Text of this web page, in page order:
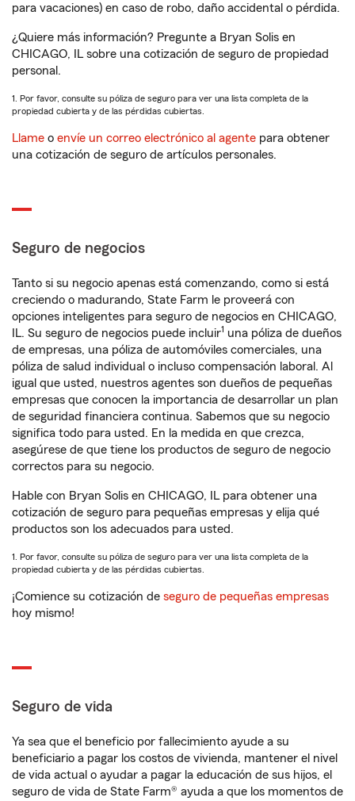
para vacaciones) en caso de robo, daño accidental o pérdida.
¿Quiere más información? Pregunte a Bryan Solis en
CHICAGO, IL sobre una cotización de seguro de propiedad
personal.
1. Por favor, consulte su póliza de seguro para ver una lista completa de la
propiedad cubierta y de las pérdidas cubiertas.
Llame o envíe un correo electrónico al agente para obtener
una cotización de seguro de artículos personales.
Seguro de negocios
Tanto si su negocio apenas está comenzando, como si está
creciendo o madurando, State Farm le proveerá con
opciones inteligentes para seguro de negocios en CHICAGO,
IL. Su seguro de negocios puede incluir1 una póliza de dueños
de empresas, una póliza de automóviles comerciales, una
póliza de salud individual o incluso compensación laboral. Al
igual que usted, nuestros agentes son dueños de pequeñas
empresas que conocen la importancia de desarrollar un plan
de seguridad financiera continua. Sabemos que su negocio
significa todo para usted. En la medida en que crezca,
asegúrese de que tiene los productos de seguro de negocio
correctos para su negocio.
Hable con Bryan Solis en CHICAGO, IL para obtener una
cotización de seguro para pequeñas empresas y elija qué
productos son los adecuados para usted.
1. Por favor, consulte su póliza de seguro para ver una lista completa de la
propiedad cubierta y de las pérdidas cubiertas.
¡Comience su cotización de seguro de pequeñas empresas
hoy mismo!
Seguro de vida
Ya sea que el beneficio por fallecimiento ayude a su
beneficiario a pagar los costos de vivienda, mantener el nivel
de vida actual o ayudar a pagar la educación de sus hijos, el
seguro de vida de State Farm® ayuda a que los momentos de